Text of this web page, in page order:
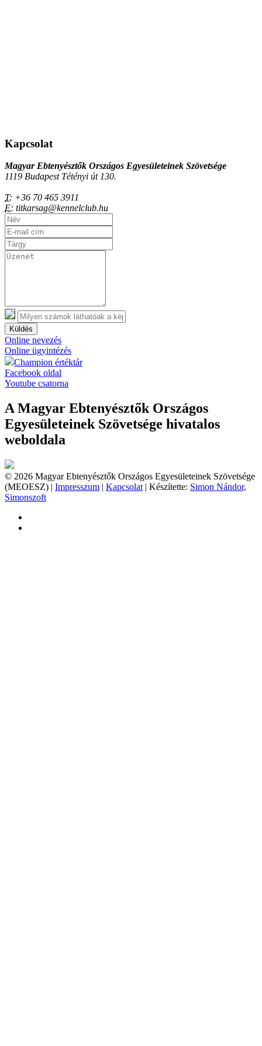
Kapcsolat
Magyar Ebtenyésztők Országos Egyesületeinek Szövetsége
1119 Budapest Tétényi út 130.
T: +36 70 465 3911
E: titkarsag@kennelclub.hu
Küldés
Online nevezés
Online ügyintézés
Champion értéktár
Facebook oldal
Youtube csatorna
A Magyar Ebtenyésztők Országos
Egyesületeinek Szövetsége hivatalos
weboldala
© 2026 Magyar Ebtenyésztők Országos Egyesületeinek Szövetsége
(MEOESZ) | Impresszum | Kapcsolat | Készítette: Simon Nándor,
Simonszoft